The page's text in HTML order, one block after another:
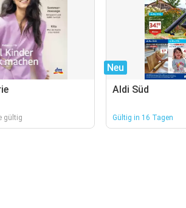
gültig
Neu
Aldi Süd
Gültig in 16 Tagen